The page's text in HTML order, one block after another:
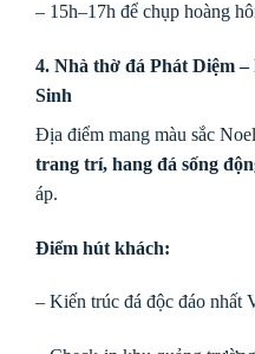
– 15h–17h để chụp hoàng
4. Nhà thờ đá Phát Diệm
Sinh
Địa điểm mang màu sắc
trang trí, hang đá sống
áp.
Điểm hút khách:
– Kiến trúc đá độc đáo nhất